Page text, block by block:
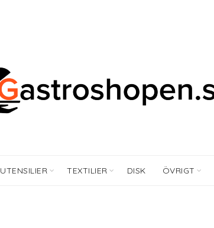
UTENSILIER TEXTILIER DISK ÖVRIGT